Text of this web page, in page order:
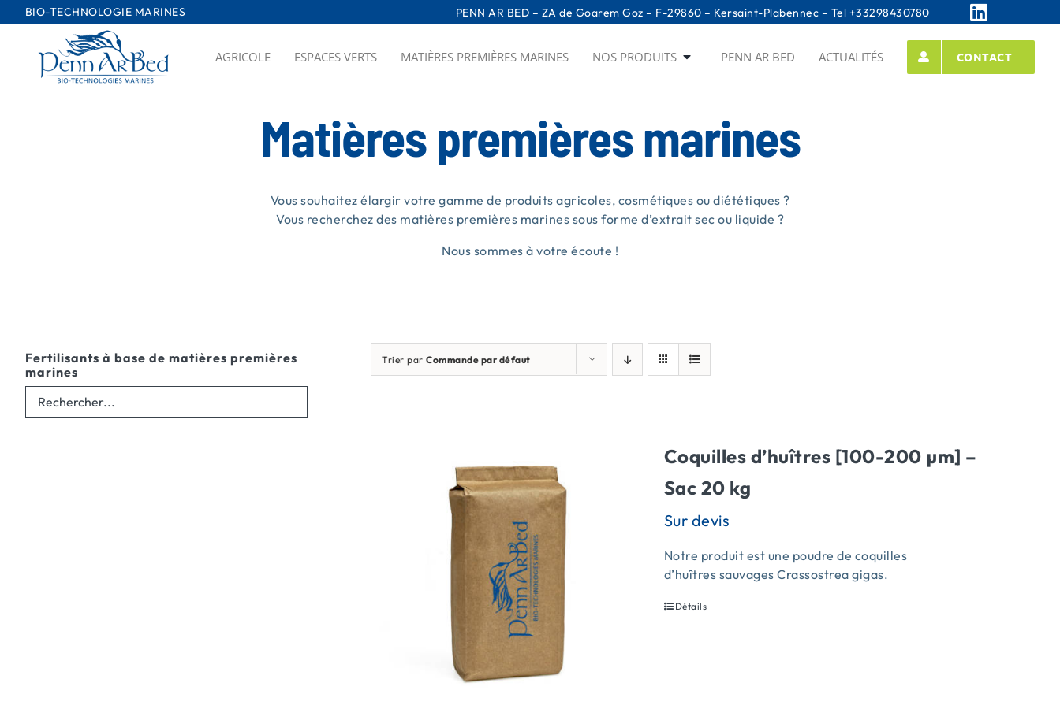
Passer
au
BIO-TECHNOLOGIE MARINES PENN AR BED – ZA de Goarem Goz – F-29860 – Kersaint-Plabennec – Tel +33298430780
AGRICOLE ESPACES VERTS MATIÈRES PREMIÈRES MARINES NOS PRODUITS PENN AR BED ACTUALITÉS CONTACT
Matières premières marines
Vous souhaitez élargir votre gamme de produits agricoles, cosmétiques ou diététiques ?
Vous recherchez des matières premières marines sous forme d’extrait sec ou liquide ?
Nous sommes à votre écoute !
Trier parCommande par défaut
Coquilles d’huîtres [100-200 µm] –
Sac 20 kg
Notre produit est une poudre de coquilles
d’huîtres sauvages Crassostrea gigas.
Détails
Fertilisants à base de matières premières
marines